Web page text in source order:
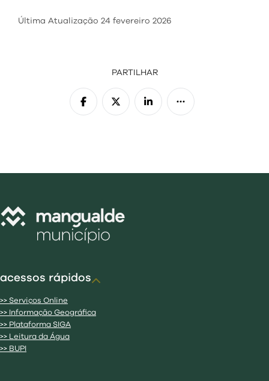
Última Atualização 24 fevereiro 2026
PARTILHAR
acessos rápidos
>> Serviços Online
>> Informação Geográfica
>> Plataforma SIGA
>> Leitura da Água
>> BUPI